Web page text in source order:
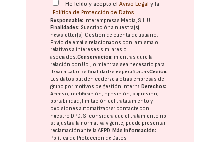
He leído y acepto elAviso Legal y la
Política de Protección de Datos
Responsable: Interempresas Media, S.L.U.
Finalidades: Suscripción a nuestra(s)
newsletter(s). Gestión de cuenta de usuario.
Envío de emails relacionados con la misma o
relativos a intereses similares o
asociados.Conservación: mientras dure la
relación con Ud., o mientras sea necesario para
llevar a cabo las finalidades especificadasCesión:
Los datos pueden cederse a otras empresas del
grupo por motivos de gestión interna. Derechos:
Acceso, rectificación, oposición, supresión,
portabilidad, limitación del tratatamiento y
decisiones automatizadas: contacte con
nuestro DPD. Si considera que el tratamiento no
se ajusta a la normativa vigente, puede presentar
reclamación ante laAEPD. Más información:
Política de Protección de Datos